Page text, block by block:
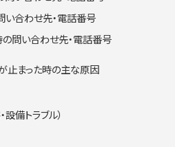
合わせ先・電話番号
問い合わせ先・電話番号
止まった時の主な原因
備トラブル）